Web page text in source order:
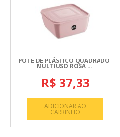
POTE DE PLÁSTICO QUADRADO
MULTIUSO ROSA ...
R$ 37,33
ADICIONAR AO
CARRINHO